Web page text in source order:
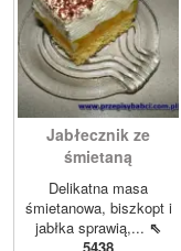
Jabłecznik ze
śmietaną
Delikatna masa
śmietanowa, biszkopt i
jabłka sprawią,... ⇖